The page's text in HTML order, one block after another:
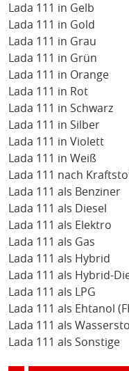
Lada 111 in Gelb
Lada 111 in Gold
Lada 111 in Grau
Lada 111 in Grün
Lada 111 in Orange
Lada 111 in Rot
Lada 111 in Schwarz
Lada 111 in Silber
Lada 111 in Violett
Lada 111 in Weiß
Lada 111 nach
Lada 111 als Benziner
Lada 111 als Diesel
Lada 111 als Elektro
Lada 111 als Gas
Lada 111 als Hybrid
Lada 111 als Hybrid-
Lada 111 als LPG
Lada 111 als Ehtanol
Lada 111 als
Lada 111 als Sonstige